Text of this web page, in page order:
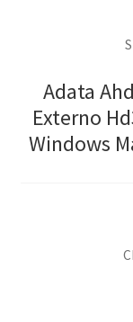
Adata
Externo
Windows